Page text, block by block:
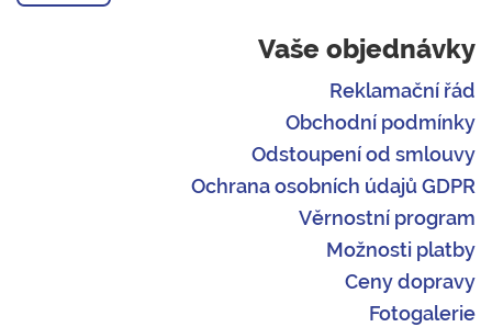
Vaše objednávky
Reklamační řád
Obchodní podmínky
Odstoupení od smlouvy
Ochrana osobních údajů GDPR
Věrnostní program
Možnosti platby
Ceny dopravy
Fotogalerie